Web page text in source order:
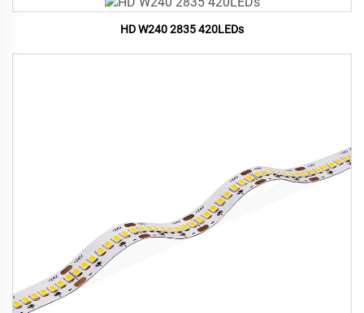
HD W240 2835 420LEDs